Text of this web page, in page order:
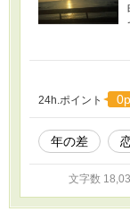
24h.ポイント
年の差
文字数